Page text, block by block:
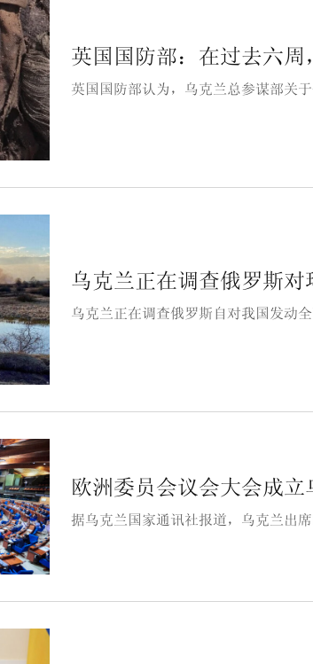
英国国防部：在过去六
英国国防部认为，乌克兰总参谋部关
乌克兰正在调查俄罗斯对
乌克兰正在调查俄罗斯自对我国发动
欧洲委员会议会大会成
据乌克兰国家通讯社报道，乌克兰出